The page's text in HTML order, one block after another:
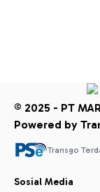
© 2025 - PT
Powered by
Transgo
Sosial Media